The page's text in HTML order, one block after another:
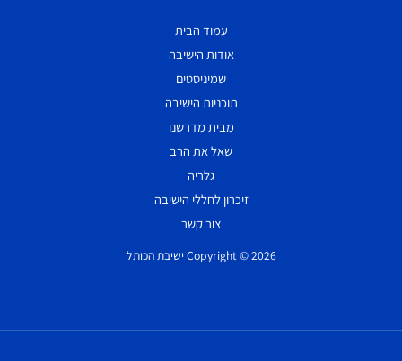
עמוד הבית
אודות הישיבה
שמיניסטים
תוכניות הישיבה
מבית מדרשנו
שאל את הרב
גלריה
זיכרון לחללי הישיבה
צור קשר
Copyright © 2026 ישיבת הכותל